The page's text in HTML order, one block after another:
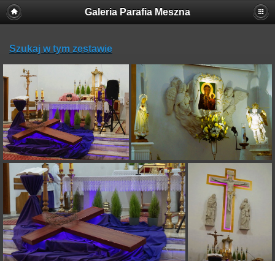
Galeria Parafia Meszna
Szukaj w tym zestawie